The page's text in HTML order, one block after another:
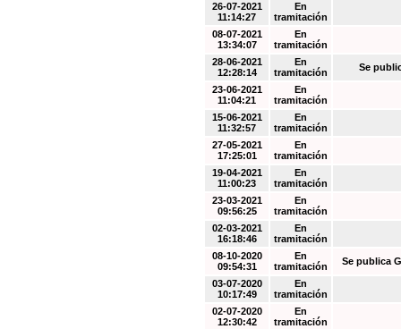
26-07-2021
11:14:27
En
tramitación
08-07-2021
13:34:07
En
tramitación
28-06-2021
12:28:14
En
tramitación
Se
23-06-2021
11:04:21
En
tramitación
15-06-2021
11:32:57
En
tramitación
27-05-2021
17:25:01
En
tramitación
19-04-2021
11:00:23
En
tramitación
23-03-2021
09:56:25
En
tramitación
02-03-2021
16:18:46
En
tramitación
08-10-2020
09:54:31
En
tramitación
Se publica
03-07-2020
10:17:49
En
tramitación
02-07-2020
12:30:42
En
tramitación